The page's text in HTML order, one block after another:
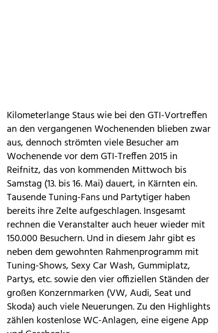
Kilometerlange Staus wie bei den GTI-Vortreffen
an den vergangenen Wochenenden blieben zwar
aus, dennoch strömten viele Besucher am
Wochenende vor dem GTI-Treffen 2015in
Reifnitz, das von kommenden Mittwoch bis
Samstag (13. bis 16. Mai) dauert, in Kärnten ein.
Tausende Tuning-Fans und Partytiger haben
bereits ihre Zelte aufgeschlagen. Insgesamt
rechnen die Veranstalter auch heuer wieder mit
150.000 Besuchern. Und in diesem Jahr gibt es
neben dem gewohnten Rahmenprogramm mit
Tuning-Shows, Sexy Car Wash, Gummiplatz,
Partys, etc. sowie den vier offiziellen Ständen der
großen Konzernmarken (VW,Audi, Seatund
Skoda) auch viele Neuerungen. Zu den Highlights
zählen kostenlose WC-Anlagen, eine eigene App